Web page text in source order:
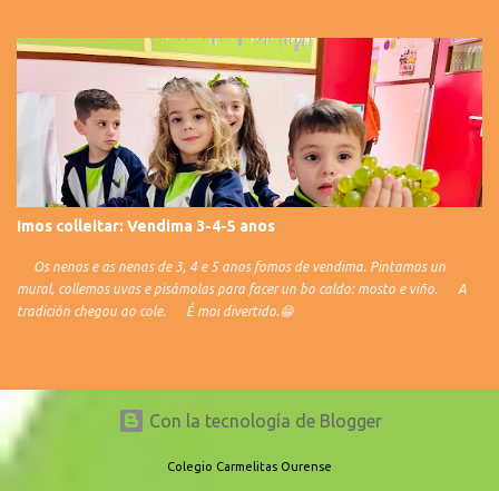
Imos colleitar: Vendima 3-4-5 anos
Os nenos e as nenas de 3, 4 e 5 anos fomos de vendima. Pintamos un
mural, collemos uvas e pisámolas para facer un bo caldo: mosto e viño. A
tradición chegou ao cole. É moi divertido.😁
Con la tecnología de Blogger
Colegio Carmelitas Ourense